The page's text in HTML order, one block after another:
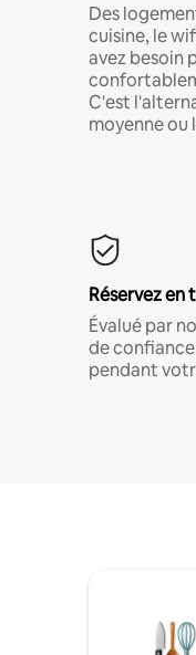
Des
cuisine, le
avez besoin
C'est
moyenne ou
Réservez
Évalué par
de
pendant